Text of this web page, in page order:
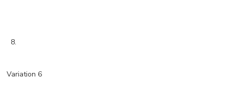
8.
Variation 6